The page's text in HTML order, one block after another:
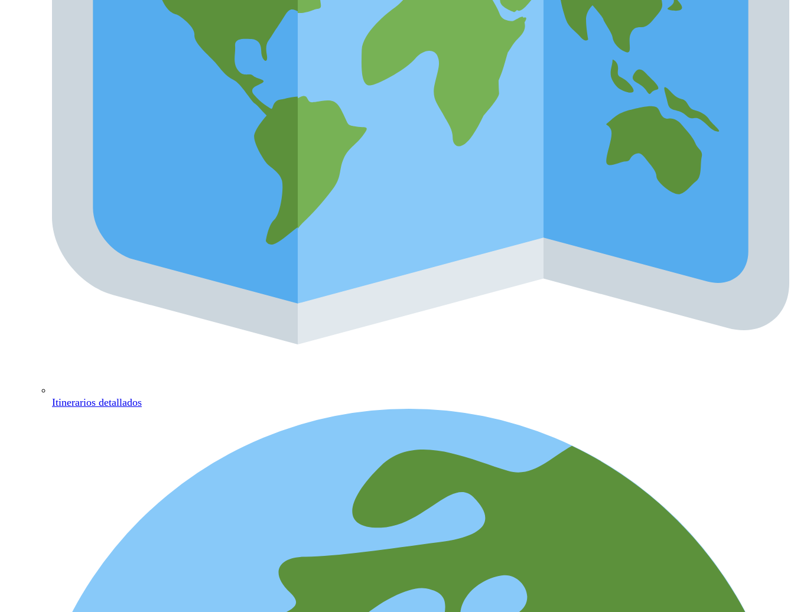
Itinerarios detallados